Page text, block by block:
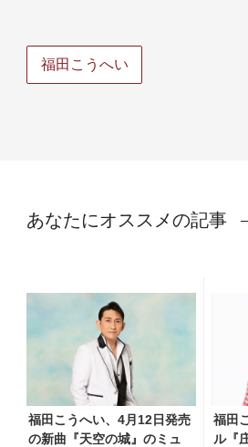
福田こうへい
あなたにオススメの記事
福田こうへい、4月12日発売
の新曲『天空の城』のミュ
福田
ル『